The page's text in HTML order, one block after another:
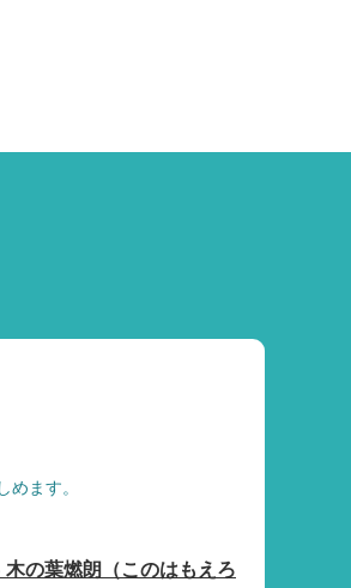
めます。
の葉燃朗（このはもえろ